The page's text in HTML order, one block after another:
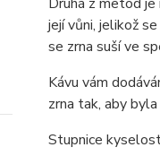
její vůni, jelikož
se zrna suší ve
Kávu vám
zrna tak, aby
Stupnice